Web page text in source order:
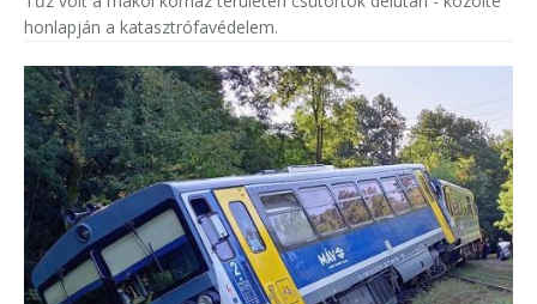
honlapján a katasztrófavédelem.